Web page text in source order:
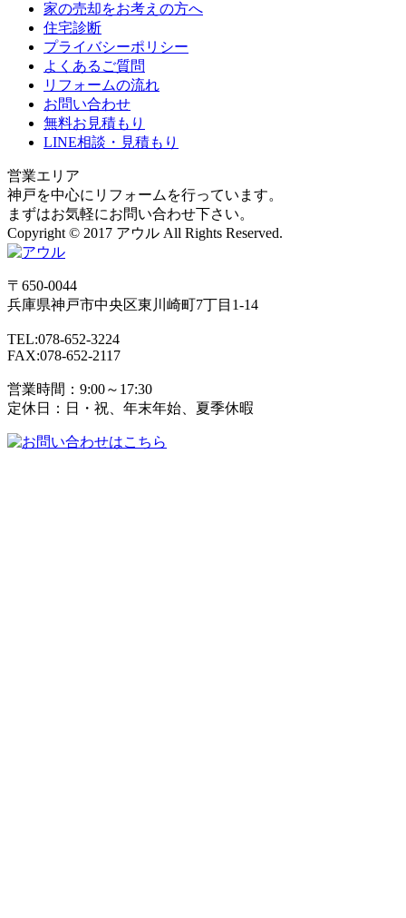
家の売却をお考えの方へ
住宅診断
プライバシーポリシー
よくあるご質問
リフォームの流れ
お問い合わせ
無料お見積もり
LINE相談・見積もり
営業エリア
神戸を中心にリフォームを行っています。
まずはお気軽にお問い合わせ下さい。
Copyright © 2017 アウル All Rights Reserved.
〒650-0044
兵庫県神戸市中央区東川崎町7丁目1-14
TEL:078-652-3224
FAX:078-652-2117
営業時間：9:00～17:30
定休日：日・祝、年末年始、夏季休暇